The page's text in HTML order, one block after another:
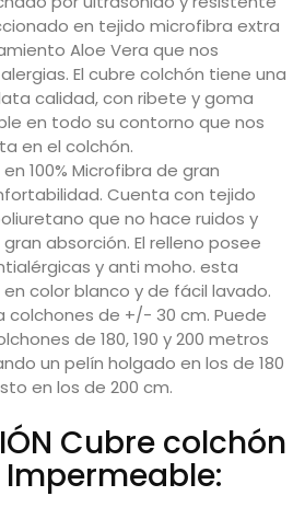
en tejido microfibra extra
Aloe Vera que nos
El cubre colchón tiene una
calidad, con ribete y goma
en todo su contorno que nos
en el colchón.
100% Microfibra de gran
Cuenta con tejido
que no hace ruidos y
absorción. El relleno posee
y anti moho. esta
color blanco y de fácil lavado.
colchones de +/- 30 cm. Puede
de 180, 190 y 200 metros
un pelín holgado en los de 180
en los de 200 cm.
Cubre colchón